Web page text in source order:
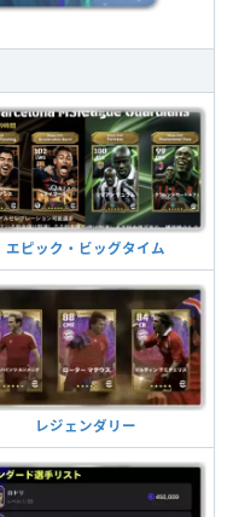
エピック・ビッグタイム
レジェンダリー